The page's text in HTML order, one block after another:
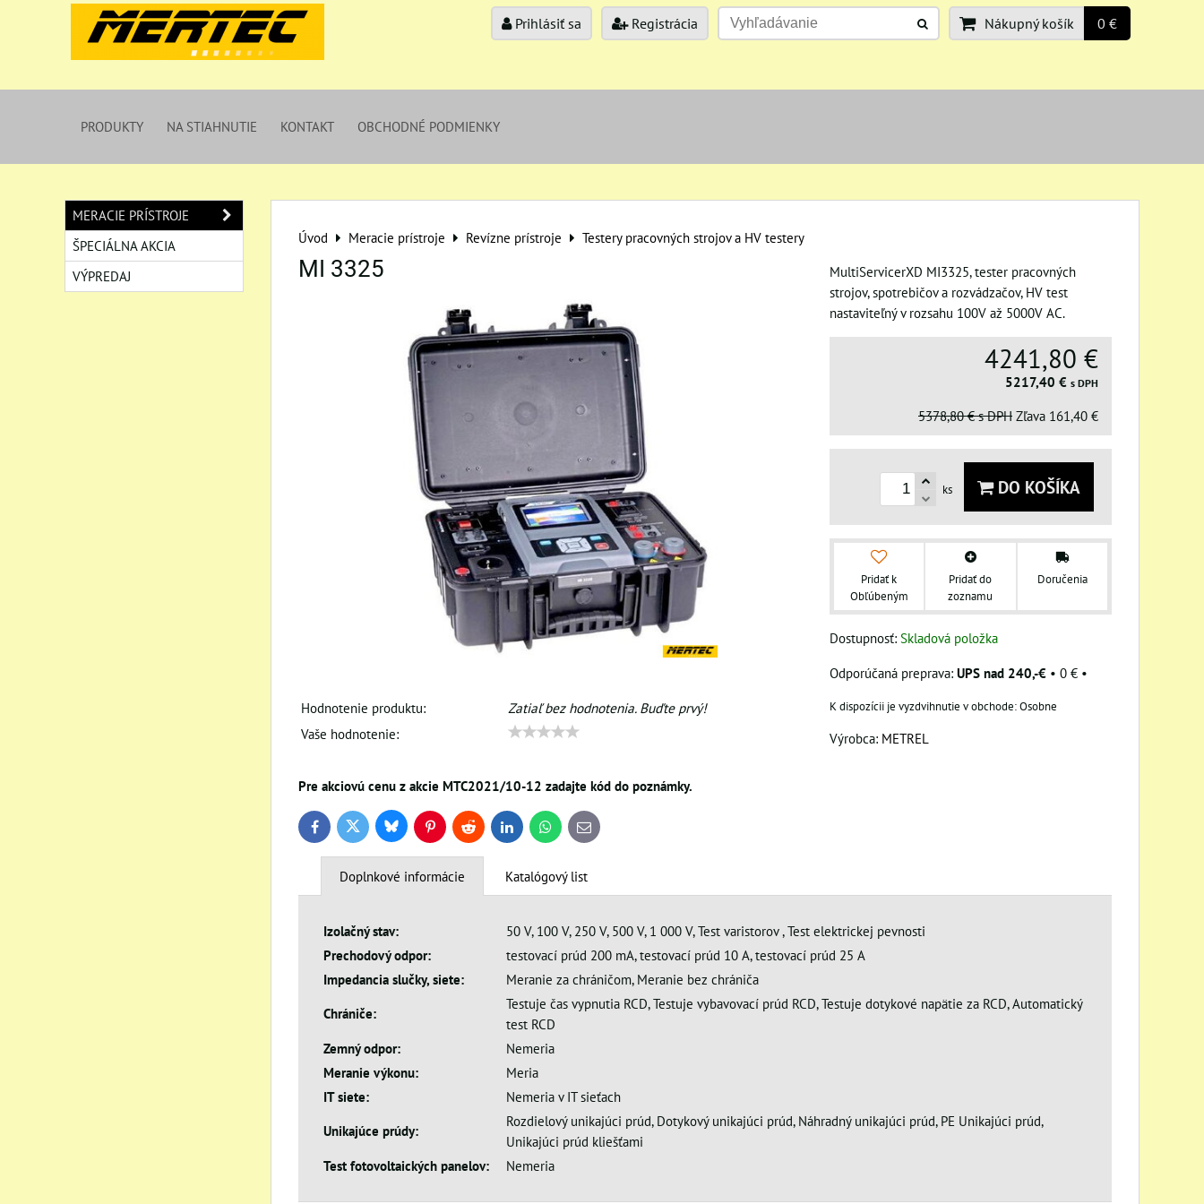
Prihlásiť sa Registrácia Nákupný košík 0 €
PRODUKTY NA STIAHNUTIE KONTAKT OBCHODNÉ PODMIENKY
Úvod Meracie prístroje Revízne prístroje Testery pracovných strojov a HV testery
MI 3325
Hodnotenie produktu:
Zatiaľ bez hodnotenia. Buďte prvý!
Vaše hodnotenie:
MultiServicerXD MI3325, tester pracovných
strojov, spotrebičov a rozvádzačov, HV test
nastaviteľný v rozsahu 100V až 5000V AC.
4241,80 €
5217,40 € s DPH
5378,80 € s DPH Zľava 161,40 €
ks DO KOŠÍKA
Pridať k
Obľúbeným
Pridať do
zoznamu
Doručenia
Dostupnosť: Skladová položka
UPS nad 240,-€ • 0 € •
Osobne
Výrobca: METREL
Pre akciovú cenu z akcie MTC2021/10-12 zadajte kód do poznámky.
FacebookTwitter BlueskyPinterestReddit LinkedInWhatsApp
E-
mail
Doplnkové informácie Katalógový list
Izolačný stav:
50 V, 100 V, 250 V, 500 V, 1 000 V, Test varistorov , Test elektrickej pevnosti
Prechodový odpor:
testovací prúd 200 mA, testovací prúd 10 A, testovací prúd 25 A
Impedancia slučky, siete:
Meranie za chráničom, Meranie bez chrániča
Chrániče:
Testuje čas vypnutia RCD, Testuje vybavovací prúd RCD, Testuje dotykové napätie za RCD, Automatický
test RCD
Zemný odpor:
Nemeria
Meranie výkonu:
Meria
IT siete:
Nemeria v IT sieťach
Unikajúce prúdy:
Rozdielový unikajúci prúd, Dotykový unikajúci prúd, Náhradný unikajúci prúd, PE Unikajúci prúd,
Unikajúci prúd kliešťami
Test fotovoltaických panelov:
Nemeria
MERACIE PRÍSTROJE
ŠPECIÁLNA AKCIA
VÝPREDAJ